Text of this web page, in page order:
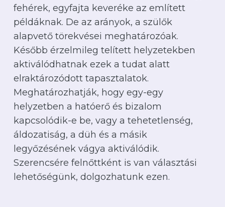
fehérek, egyfajta keveréke az említett
példáknak. De az arányok, a szülők
alapvető törekvései meghatározóak.
Később érzelmileg telített helyzetekben
aktiválódhatnak ezek a tudat alatt
elraktározódott tapasztalatok.
Meghatározhatják, hogy egy-egy
helyzetben a hatóerő és bizalom
kapcsolódik-e be, vagy a tehetetlenség,
áldozatiság, a düh és a másik
legyőzésének vágya aktiválódik.
Szerencsére felnőttként is van választási
lehetőségünk, dolgozhatunk ezen.